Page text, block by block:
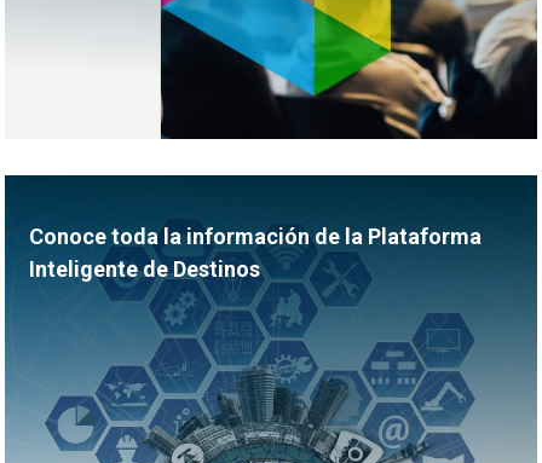
Conoce toda la información de la Plataforma
Inteligente de Destinos